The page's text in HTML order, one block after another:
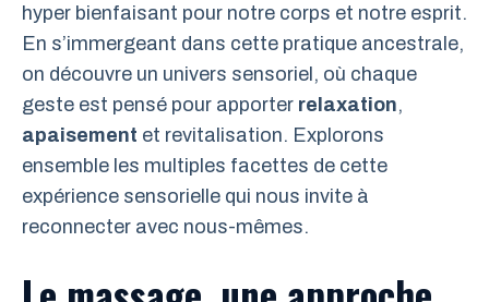
hyper bienfaisant pour notre corps et notre esprit.
En s’immergeant dans cette pratique ancestrale,
on découvre un univers sensoriel, où chaque
geste est pensé pour apporter relaxation,
apaisement et revitalisation. Explorons
ensemble les multiples facettes de cette
expérience sensorielle qui nous invite à
reconnecter avec nous-mêmes.